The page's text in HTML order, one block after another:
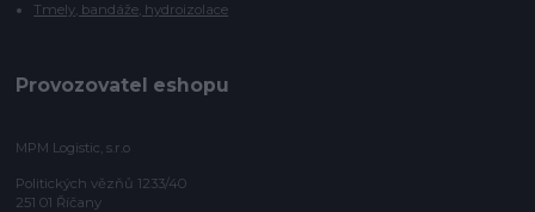
Tmely, bandáže, hydroizolace
Provozovatel eshopu
MPM Logistic, s.r.o
Politických vězňů 1233/40
251 01 Říčany